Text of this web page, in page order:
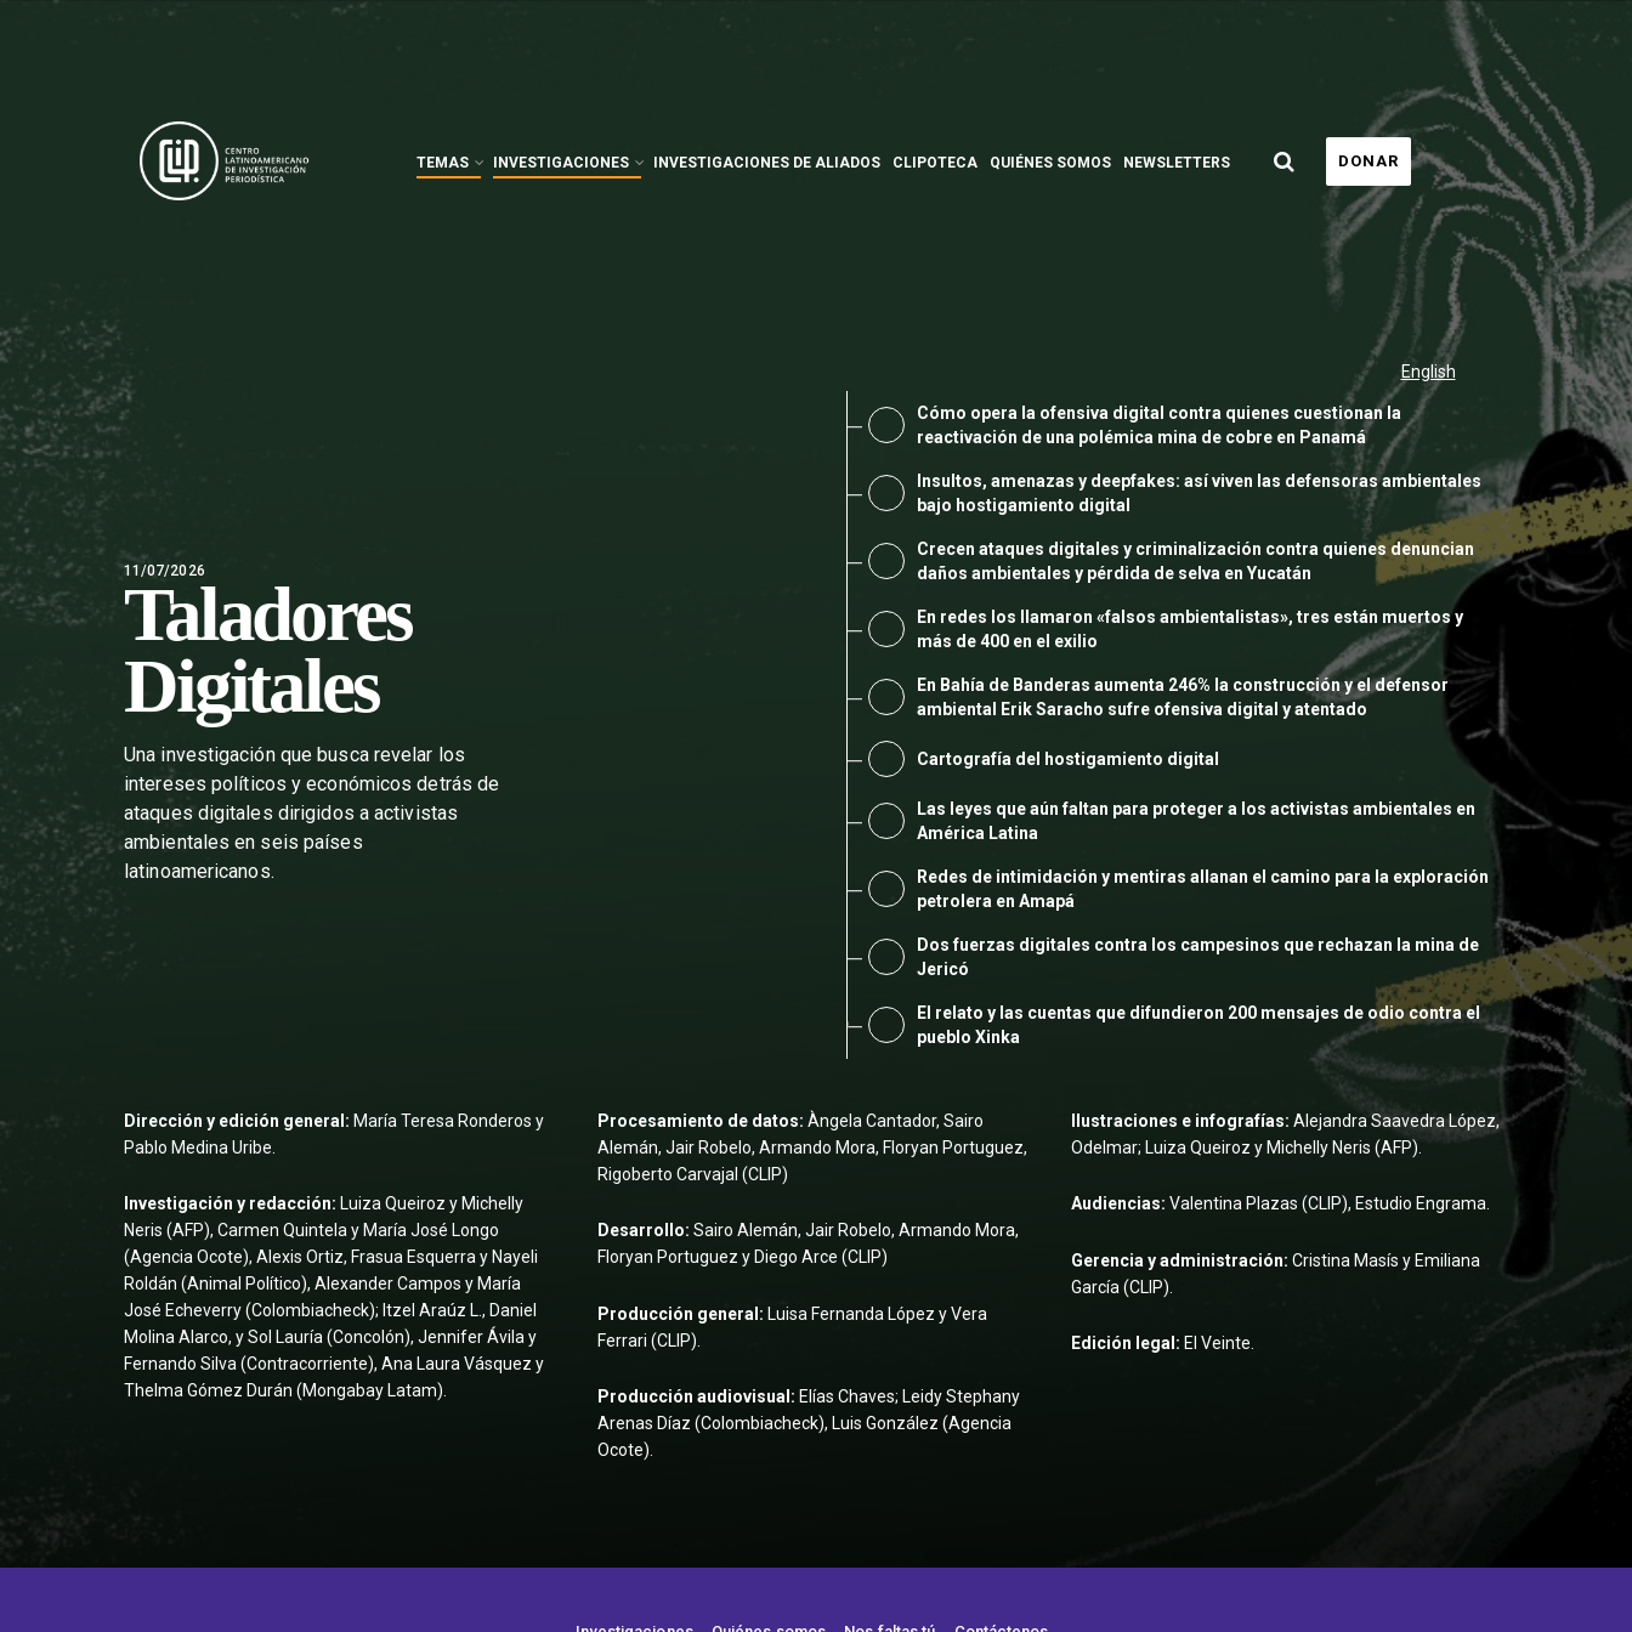
TEMAS INVESTIGACIONES INVESTIGACIONES DE ALIADOS CLIPOTECA QUIÉNES SOMOS NEWSLETTERS DONAR
English
11/07/2026
Taladores
Digitales
Una investigación que busca revelar los
intereses políticos y económicos detrás de
ataques digitales dirigidos a activistas
ambientales en seis países
latinoamericanos.
Cómo opera la ofensiva digital contra quienes cuestionan la
reactivación de una polémica mina de cobre en Panamá
Insultos, amenazas y deepfakes: así viven las defensoras ambientales
bajo hostigamiento digital
Crecen ataques digitales y criminalización contra quienes denuncian
daños ambientales y pérdida de selva en Yucatán
En redes los llamaron «falsos ambientalistas», tres están muertos y
más de 400 en el exilio
En Bahía de Banderas aumenta 246% la construcción y el defensor
ambiental Erik Saracho sufre ofensiva digital y atentado
Cartografía del hostigamiento digital
Las leyes que aún faltan para proteger a los activistas ambientales en
América Latina
Redes de intimidación y mentiras allanan el camino para la exploración
petrolera en Amapá
Dos fuerzas digitales contra los campesinos que rechazan la mina de
Jericó
El relato y las cuentas que difundieron 200 mensajes de odio contra el
pueblo Xinka
Dirección y edición general: María Teresa Ronderos y
Pablo Medina Uribe.
Investigación y redacción: Luiza Queiroz y Michelly
Neris (AFP), Carmen Quintela y María José Longo
(Agencia Ocote), Alexis Ortiz, Frasua Esquerra y Nayeli
Roldán (Animal Político), Alexander Campos y María
José Echeverry (Colombiacheck); Itzel Araúz L., Daniel
Molina Alarco, y Sol Lauría (Concolón), Jennifer Ávila y
Fernando Silva (Contracorriente), Ana Laura Vásquez y
Thelma Gómez Durán (Mongabay Latam).
Procesamiento de datos: Àngela Cantador, Sairo
Alemán, Jair Robelo, Armando Mora, Floryan Portuguez,
Rigoberto Carvajal (CLIP)
Desarrollo: Sairo Alemán, Jair Robelo, Armando Mora,
Floryan Portuguez y Diego Arce (CLIP)
Producción general: Luisa Fernanda López y Vera
Ferrari (CLIP).
Producción audiovisual: Elías Chaves; Leidy Stephany
Arenas Díaz (Colombiacheck), Luis González (Agencia
Ocote).
Ilustraciones e infografías: Alejandra Saavedra López,
Odelmar; Luiza Queiroz y Michelly Neris (AFP).
Audiencias: Valentina Plazas (CLIP), Estudio Engrama.
Gerencia y administración: Cristina Masís y Emiliana
García (CLIP).
Edición legal: El Veinte.